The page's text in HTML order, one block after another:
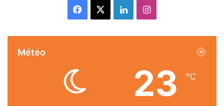
Facebook LinkedinInstagram
Météo
23 ℃